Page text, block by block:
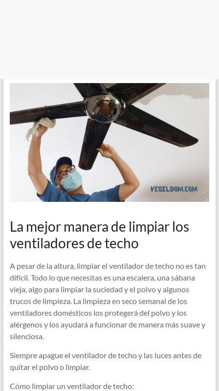
La mejor manera de limpiar los
ventiladores de techo
A pesar de la altura, limpiar el ventilador de techo no es tan
difícil. Todo lo que necesitas es una escalera, una sábana
vieja, algo para limpiar la suciedad y el polvo y algunos
trucos de limpieza. La limpieza en seco semanal de los
ventiladores domésticos los protegerá del polvo y los
alérgenos y los ayudará a funcionar de manera más suave y
silenciosa.
Siempre apague el ventilador de techo y las luces antes de
quitar el polvo o limpiar.
Cómo limpiar un ventilador de techo: